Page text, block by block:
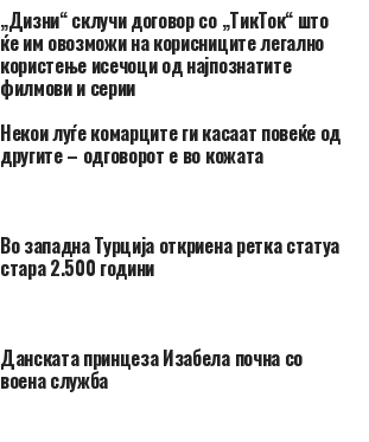
„Дизни“ склучи договор со „ТикТок“ што
ќе им овозможи на корисниците легално
користење исечоци од најпознатите
филмови и серии
Hекои луѓе комарците ги касаат повеќе од
другите – одговорот е во кожата
Во западна Турција откриена ретка статуа
стара 2.500 години
Данската принцеза Изабела почна со
воена служба